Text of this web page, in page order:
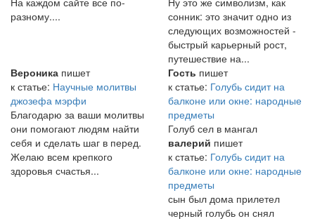
разному....
сонник: это значит одно из
следующих возможностей -
быстрый карьерный рост,
путешествие на...
Вероника пишет
к статье: Научные молитвы
джозефа мэрфи
Благодарю за ваши молитвы
они помогают людям найти
себя и сделать шаг в перед.
Желаю всем крепкого
здоровья счастья...
Гость пишет
к статье: Голубь сидит на
балконе или окне: народные
предметы
Голуб сел в мангал
валерий пишет
к статье: Голубь сидит на
балконе или окне: народные
предметы
сын был дома прилетел
черный голубь он снял